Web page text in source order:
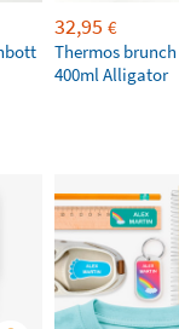
32,95 €
Thermos
400ml Alligator